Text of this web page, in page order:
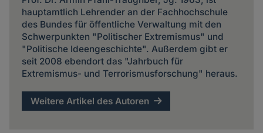
hauptamtlich Lehrender an der Fachhochschule
des Bundes für öffentliche Verwaltung mit den
Schwerpunkten "Politischer Extremismus" und
"Politische Ideengeschichte". Außerdem gibt er
seit 2008 ebendort das "Jahrbuch für
Extremismus- und Terrorismusforschung" heraus.
Weitere Artikel des Autoren